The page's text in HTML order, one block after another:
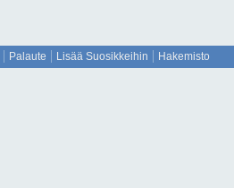
Palaute Lisää Suosikkeihin Hakemisto